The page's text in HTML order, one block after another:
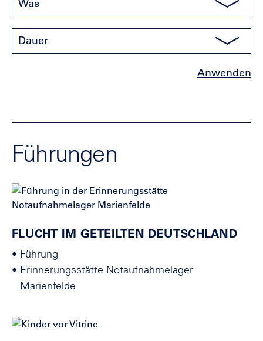
Dauer
Führungen
FLUCHT IM GETEILTEN DEUTSCHLAND
• Führung
• Erinnerungsstätte Notaufnahmelager
Marienfelde